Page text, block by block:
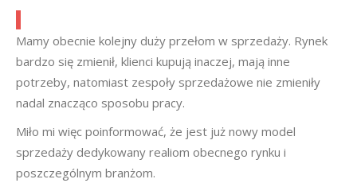
Mamy obecnie kolejny duży przełom w sprzedaży. Rynek
bardzo się zmienił, klienci kupują inaczej, mają inne
potrzeby, natomiast zespoły sprzedażowe nie zmieniły
nadal znacząco sposobu pracy.
Miło mi więc poinformować, że jest już nowy model
sprzedaży dedykowany realiom obecnego rynku i
poszczególnym branżom.